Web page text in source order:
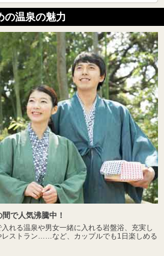
の温泉の魅力
で人気沸騰中！
れる温泉や男女一緒に入れる岩盤浴、充実し
レストラン……など、カップルでも1日楽しめる